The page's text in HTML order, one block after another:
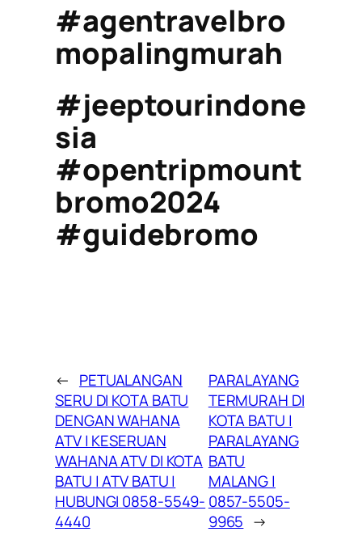
#agentravelbro
mopalingmurah
#jeeptourindone
sia
#opentripmount
bromo2024
#guidebromo
← PETUALANGAN
SERU DI KOTA BATU
DENGAN WAHANA
ATV | KESERUAN
WAHANA ATV DI KOTA
BATU | ATV BATU |
HUBUNGI 0858-5549-
4440
PARALAYANG
TERMURAH DI
KOTA BATU |
PARALAYANG
BATU
MALANG |
0857-5505-
9965 →